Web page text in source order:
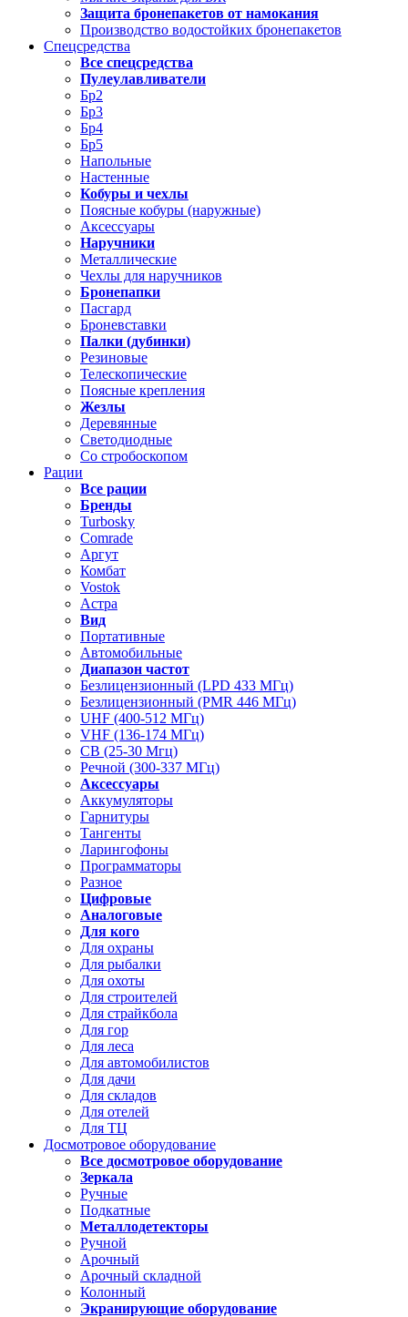
Защита бронепакетов от намокания
Производство водостойких бронепакетов
Спецсредства
Все спецсредства
Пулеулавливатели
Бр2
Бр3
Бр4
Бр5
Напольные
Настенные
Кобуры и чехлы
Поясные кобуры (наружные)
Аксессуары
Наручники
Металлические
Чехлы для наручников
Бронепапки
Пасгард
Броневставки
Палки (дубинки)
Резиновые
Телескопические
Поясные крепления
Жезлы
Деревянные
Светодиодные
Со стробоскопом
Рации
Все рации
Бренды
Turbosky
Comrade
Аргут
Комбат
Vostok
Астра
Вид
Портативные
Автомобильные
Диапазон частот
Безлицензионный (LPD 433 МГц)
Безлицензионный (PMR 446 МГц)
UHF (400-512 МГц)
VHF (136-174 МГц)
CB (25-30 Мгц)
Речной (300-337 МГц)
Аксессуары
Аккумуляторы
Гарнитуры
Тангенты
Ларингофоны
Программаторы
Разное
Цифровые
Аналоговые
Для кого
Для охраны
Для рыбалки
Для охоты
Для строителей
Для страйкбола
Для гор
Для леса
Для автомобилистов
Для дачи
Для складов
Для отелей
Для ТЦ
Досмотровое оборудование
Все досмотровое оборудование
Зеркала
Ручные
Подкатные
Металлодетекторы
Ручной
Арочный
Арочный складной
Колонный
Экранирующие оборудование